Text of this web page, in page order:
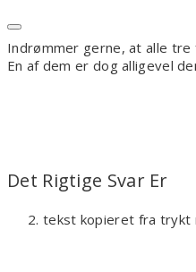
Indrømmer gerne, at alle
En af dem er dog alligevel
Det Rigtige Svar Er
tekst kopieret fra trykt